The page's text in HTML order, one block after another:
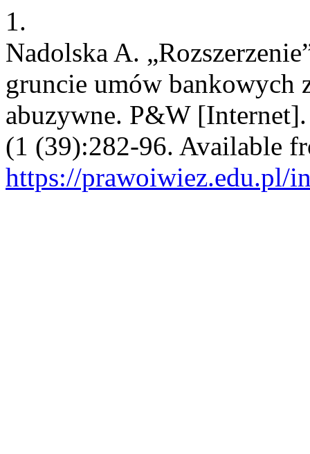
1.
Nadolska A.
gruncie umów bankowych
abuzywne. P&W
(1 (39):282-96. Available
https://prawoiwiez.edu.pl/